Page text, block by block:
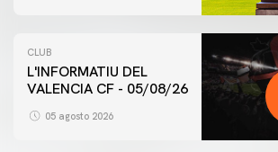
CLUB
L'INFORMATIU DEL
VALENCIA CF - 05/08/26
05 agosto 2026
PRIMER EQUIPO
ENTRENAMIENTO MATINAL DEL
5/8/2026